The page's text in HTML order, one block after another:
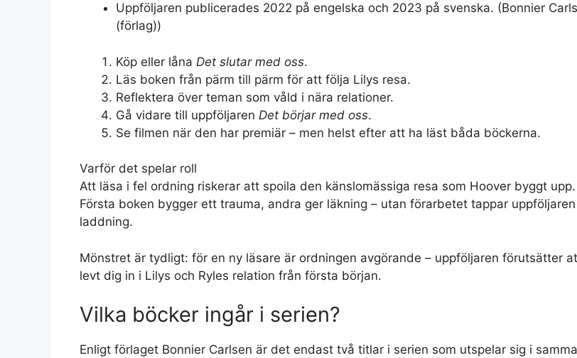
Uppföljaren publicerades 2022 på engelska och 2023 på svenska. (Bonnier
(förlag))
Köp eller låna Det slutar med oss.
Läs boken från pärm till pärm för att följa Lilys resa.
Reflektera över teman som våld i nära relationer.
Gå vidare till uppföljaren Det börjar med oss.
Se filmen när den har premiär – men helst efter att ha läst båda böckerna.
Varför det spelar roll
Att läsa i fel ordning riskerar att spoila den känslomässiga resa som Hoover byggt upp.
Första boken bygger ett trauma, andra ger läkning – utan förarbetet tappar
laddning.
Mönstret är tydligt: för en ny läsare är ordningen avgörande – uppföljaren förutsätter
levt dig in i Lilys och Ryles relation från första början.
Vilka böcker ingår i serien?
Enligt förlaget Bonnier Carlsen är det endast två titlar i serien som utspelar sig i samma